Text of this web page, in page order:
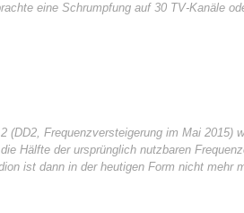
eine Schrumpfung auf 30 TV-Kanäle
(DD2, Frequenzversteigerung im Mai 2015)
Hälfte der ursprünglich nutzbaren
ist dann in der heutigen Form nicht mehr